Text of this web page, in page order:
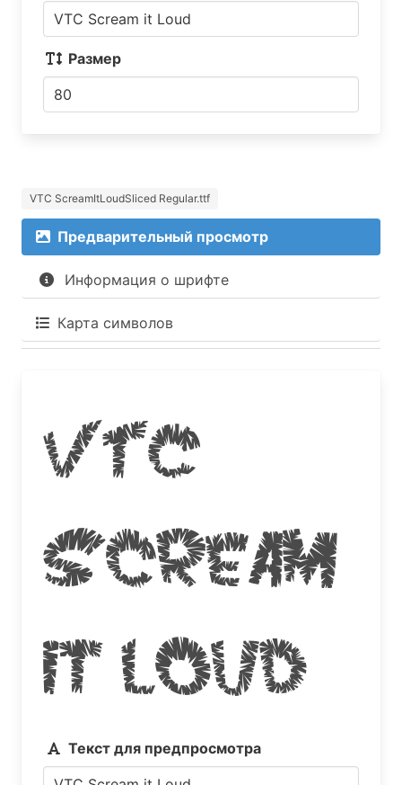
Размер
VTC ScreamItLoudSliced Regular.ttf
Предварительный просмотр
Информация о шрифте
Карта символов
VTC
Scream
it Loud
Текст для предпросмотра